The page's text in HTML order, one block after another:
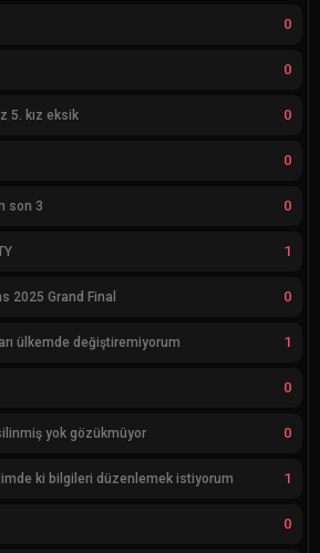
0
0
5. kız eksik 0
0
son 3 0
1
2025 Grand Final 0
ülkemde değiştiremiyorum 1
0
yok gözükmüyor 0
ki bilgileri düzenlemek istiyorum 1
0